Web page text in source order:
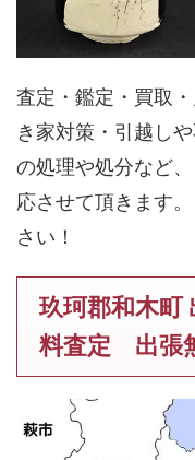
査定・鑑定・買取
き家対策・引越し
の処理や処分など
応させて頂きます
さい！
玖珂郡和木
料査定 出張